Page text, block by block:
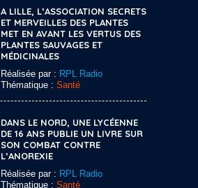
A LILLE, L’ASSOCIATION SECRETS
ET MERVEILLES DES PLANTES
MET EN AVANT LES VERTUS DES
PLANTES SAUVAGES ET
MÉDICINALES
Réalisée par : RPL Radio
Thématique : Santé
DANS LE NORD, UNE LYCÉENNE
DE 16 ANS PUBLIE UN LIVRE SUR
SON COMBAT CONTRE
L’ANOREXIE
Réalisée par : RPL Radio
Thématique : Santé